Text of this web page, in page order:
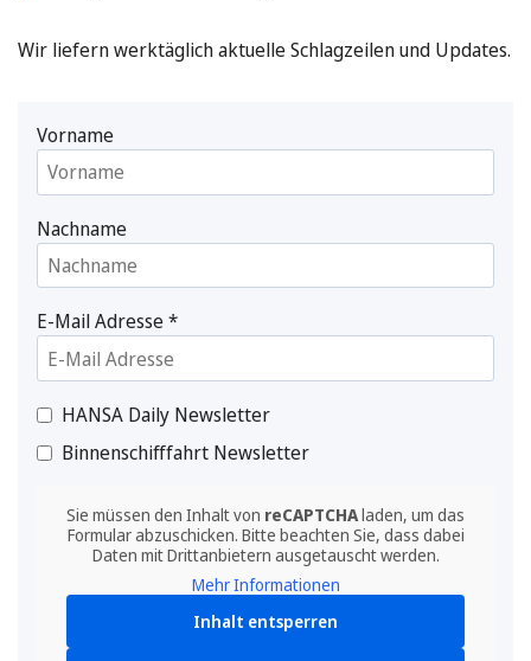
Wir liefern werktäglich aktuelle Schlagzeilen und Updates.
Vorname
Nachname
E-Mail Adresse*
HANSA Daily Newsletter
Binnenschifffahrt Newsletter
Sie müssen den Inhalt von reCAPTCHAladen, um das
Formular abzuschicken. Bitte beachten Sie, dass dabei
Daten mit Drittanbietern ausgetauscht werden.
Mehr Informationen
Inhalt entsperren